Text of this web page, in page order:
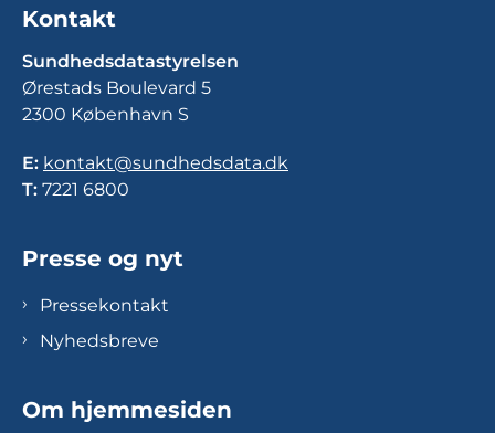
Kontakt
Sundhedsdatastyrelsen
Ørestads Boulevard 5
2300 København S
E: kontakt@sundhedsdata.dk
T: 7221 6800
Presse og nyt
Pressekontakt
Nyhedsbreve
Om hjemmesiden